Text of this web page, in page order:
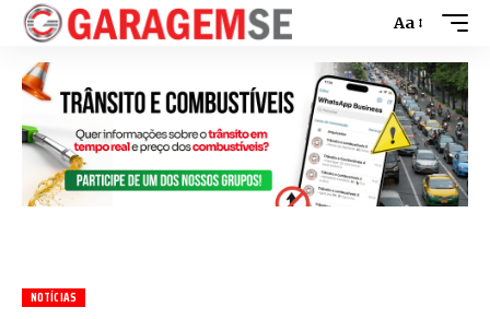
Aa
NOTÍCIAS